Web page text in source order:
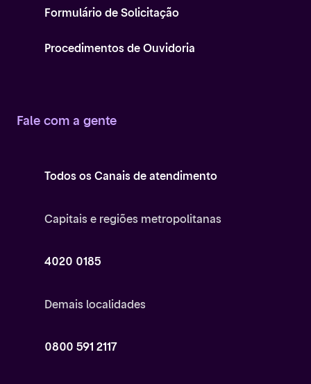
Formulário de Solicitação
Procedimentos de Ouvidoria
Fale com a gente
Todos os Canais de atendimento
Capitais e regiões metropolitanas
4020 0185
Demais localidades
0800 591 2117